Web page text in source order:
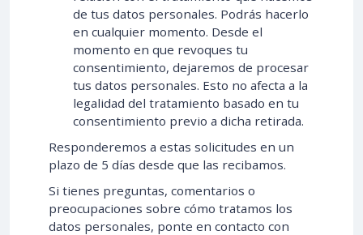
de tus datos personales. Podrás hacerlo
en cualquier momento. Desde el
momento en que revoques tu
consentimiento, dejaremos de procesar
tus datos personales. Esto no afecta a la
legalidad del tratamiento basado en tu
consentimiento previo a dicha retirada.
Responderemos a estas solicitudes en un
plazo de 5 días desde que las recibamos.
Si tienes preguntas, comentarios o
preocupaciones sobre cómo tratamos los
datos personales, ponte en contacto con